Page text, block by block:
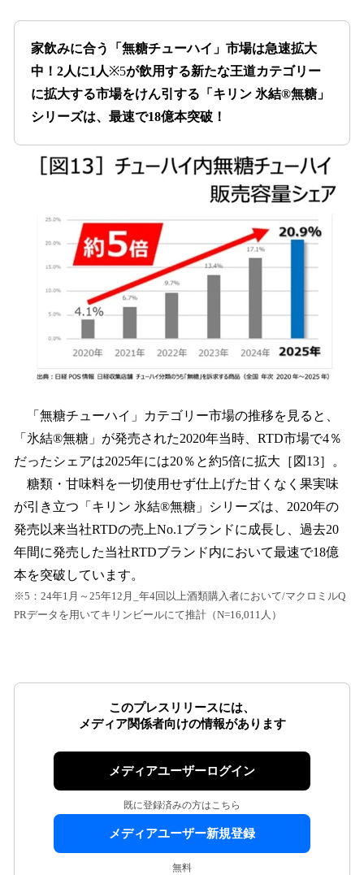
家飲みに合う「無糖チューハイ」市場は急速拡大
中！2人に1人※5が飲用する新たな王道カテゴリー
に拡大する市場をけん引する「キリン 氷結®無糖」
シリーズは、最速で18億本突破！
「無糖チューハイ」カテゴリー市場の推移を見ると、
「氷結®無糖」が発売された2020年当時、RTD市場で4％
だったシェアは2025年には20％と約5倍に拡大［図13］。
糖類・甘味料を一切使用せず仕上げた甘くなく果実味
が引き立つ「キリン 氷結®無糖」シリーズは、2020年の
発売以来当社RTDの売上No.1ブランドに成長し、過去20
年間に発売した当社RTDブランド内において最速で18億
本を突破しています。
※5：24年1月～25年12月_年4回以上酒類購入者において/マクロミルQ
PRデータを用いてキリンビールにて推計（N=16,011人）
このプレスリリースには、
メディア関係者向けの情報があります
メディアユーザーログイン
既に登録済みの方はこちら
メディアユーザー新規登録
無料